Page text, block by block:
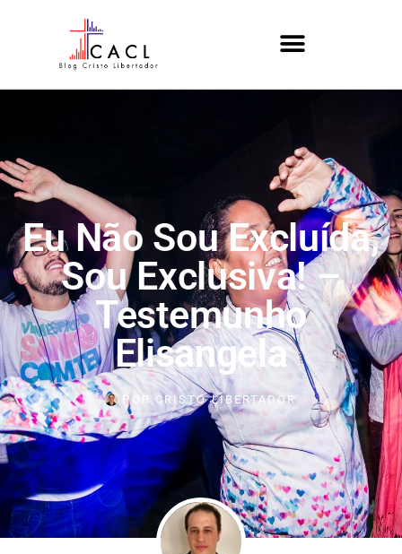
Eu Não Sou Excluída,
Sou Exclusiva! –
Testemunho
Elisangela
POR CRISTO LIBERTADOR